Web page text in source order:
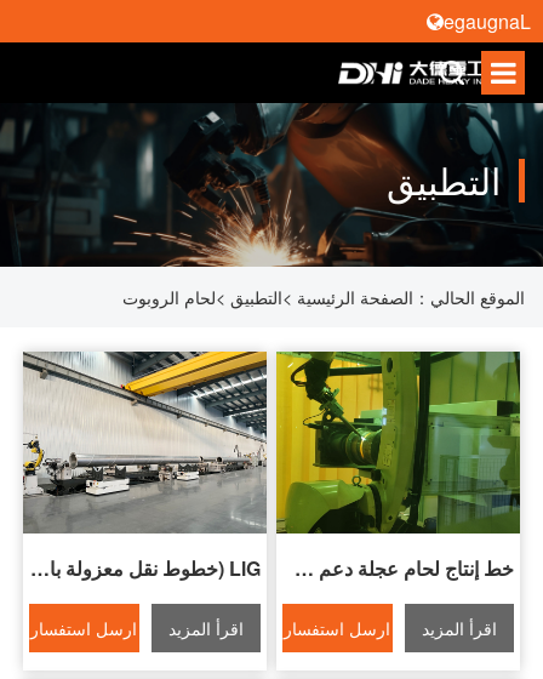
التطبيق
الموقع الحالي： الصفحة الرئيسية >التطبيق >لحام الروبوت
خط إنتاج لحام عجلة دعم عالية قوة الخيل
اقرأ المزيد ارسل استفسار
GlL (خطوط نقل معزولة بالغاز) خط لحام الصناعة
اقرأ المزيد ارسل استفسار
Language